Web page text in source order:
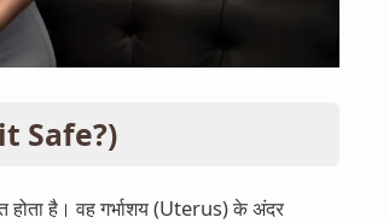
it Safe?)
होता है। वह गर्भाशय (Uterus) के अंदर